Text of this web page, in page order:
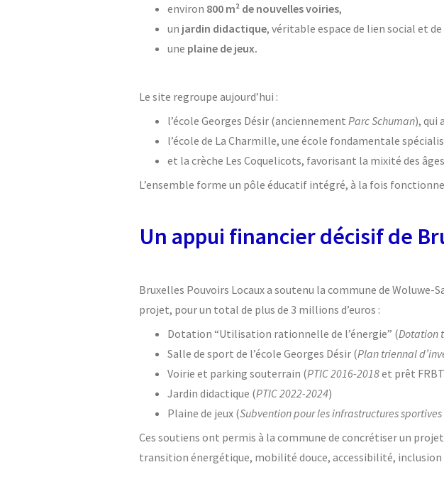
environ 800 m² de nouvelles voiries,
un jardin didactique, véritable espace de lien social et
une plaine de jeux.
Le site regroupe aujourd’hui :
l’école Georges Désir (anciennementParc Schuman), qui
l’école de La Charmille, une école fondamentale
et la crèche Les Coquelicots, favorisant la mixité des
L’ensemble forme un pôle éducatif intégré, à la fois
Un appui financier décisif de
Bruxelles Pouvoirs Locaux a soutenu la commune de
projet, pour un total de plus de 3 millions d’euros :
Dotation “Utilisation rationnelle de l’énergie” (Dotation
Salle de sport de l’école Georges Désir (Plan triennal
Voirie et parking souterrain (PTIC 2016-2018et prêt
Jardin didactique (PTIC 2022-2024)
Plaine de jeux (Subvention pour les infrastructures
Ces soutiens ont permis à la commune de concrétiser un
transition énergétique, mobilité douce, accessibilité, inclusion